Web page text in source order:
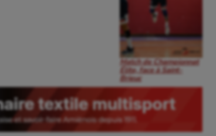
Match de Championnat
Élite, face à Saint-
Brieuc